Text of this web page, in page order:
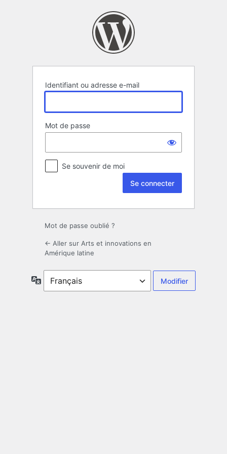
Identifiant ou adresse e-mail
Mot de passe
Se souvenir de moi
Mot de passe oublié ?
← Aller sur Arts et innovations en
Amérique latine
Langue